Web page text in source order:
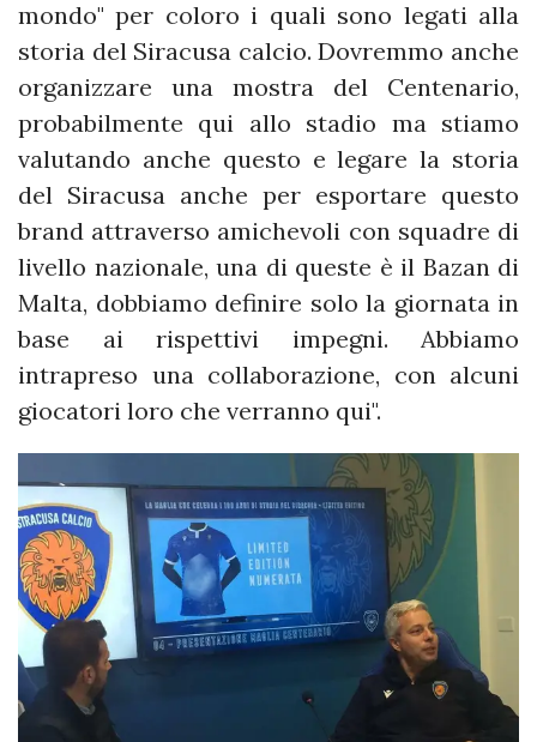
mondo" per coloro i quali sono legati alla
storia del Siracusa calcio. Dovremmo anche
organizzare una mostra del Centenario,
probabilmente qui allo stadio ma stiamo
valutando anche questo e legare la storia
del Siracusa anche per esportare questo
brand attraverso amichevoli con squadre di
livello nazionale, una di queste è il Bazan di
Malta, dobbiamo definire solo la giornata in
base ai rispettivi impegni. Abbiamo
intrapreso una collaborazione, con alcuni
giocatori loro che verranno qui".